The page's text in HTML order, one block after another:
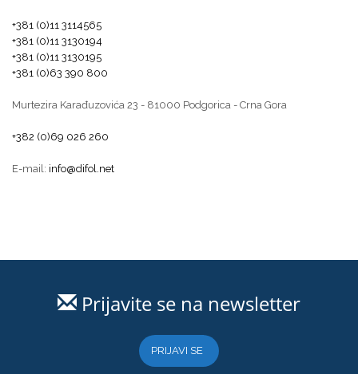
+381 (0)11 3114565
+381 (0)11 3130194
+381 (0)11 3130195
+381 (0)63 390 800
Murtezira Karađuzovića 23 - 81000 Podgorica - Crna Gora
+382 (0)69 026 260
E-mail: info@difol.net
Prijavite se na newsletter
PRIJAVI SE